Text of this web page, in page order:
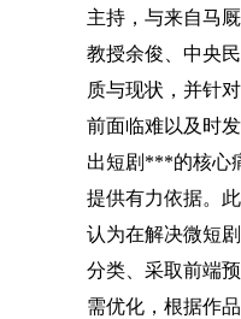
主持，与来自马
教授余俊、中央
质与现状，并针
前面临难以及时
出短剧***的核心
提供有力依据。
认为在解决微短
分类、采取前端
需优化，根据作